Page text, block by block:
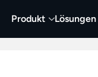
Produkt Lösungen
Screen